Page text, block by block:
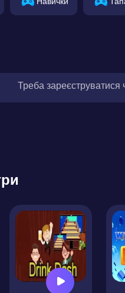
Треба